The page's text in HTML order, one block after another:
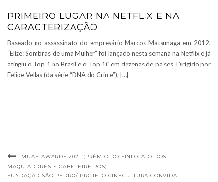
PRIMEIRO LUGAR NA NETFLIX E NA
CARACTERIZAÇÃO
Baseado no assassinato do empresário Marcos Matsunaga em 2012,
“Elize: Sombras de uma Mulher” foi lançado nesta semana na Netflix e já
atingiu o Top 1 no Brasil e o Top 10 em dezenas de países. Dirigido por
Felipe Vellas (da série “DNA do Crime”), […]
MUAH AWARDS 2021 (PRÊMIO DO SINDICATO DOS
MAQUIADORES E CABELEIREIROS)
FUNDAÇÃO SÃO PEDRO/ PROJETO CINECULTURA CONVIDA: